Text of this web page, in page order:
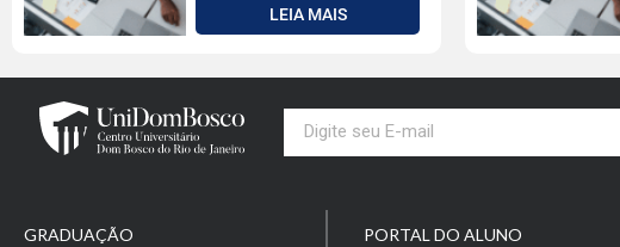
LEIA MAIS
GRADUAÇÃO
PORTAL DO ALUNO